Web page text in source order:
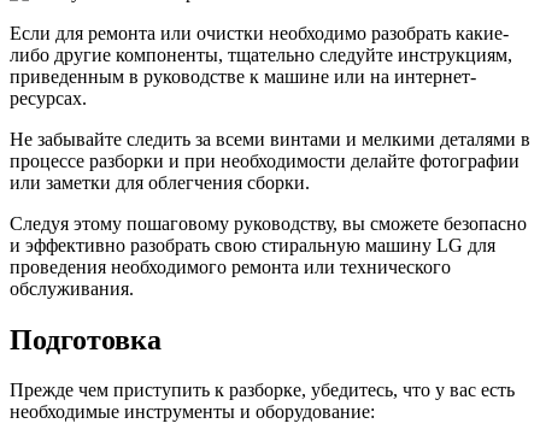
Если для ремонта или очистки необходимо разобрать какие-
либо другие компоненты, тщательно следуйте инструкциям,
приведенным в руководстве к машине или на интернет-
ресурсах.
Не забывайте следить за всеми винтами и мелкими деталями в
процессе разборки и при необходимости делайте фотографии
или заметки для облегчения сборки.
Следуя этому пошаговому руководству, вы сможете безопасно
и эффективно разобрать свою стиральную машину LG для
проведения необходимого ремонта или технического
обслуживания.
Подготовка
Прежде чем приступить к разборке, убедитесь, что у вас есть
необходимые инструменты и оборудование: